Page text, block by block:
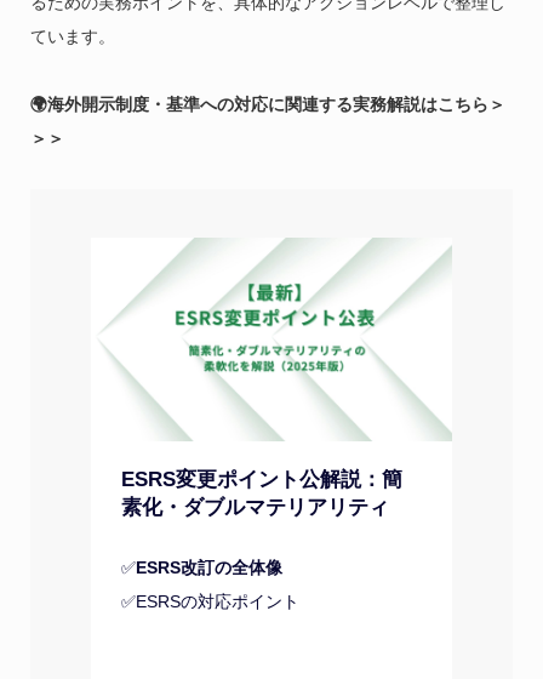
ています。
🌍海外開示制度・基準への対応に関連する実務解説はこちら＞
＞＞
ESRS変更ポイント公解説：簡
素化・ダブルマテリアリティ
✅ESRS改訂の全体像
✅ESRSの対応ポイント